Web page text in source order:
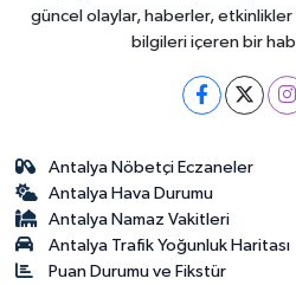
güncel olaylar, haberler,
bilgileri içeren bir
Antalya Nöbetçi Eczaneler
Antalya Hava Durumu
Antalya Namaz Vakitleri
Antalya Trafik Yoğunluk Haritası
Puan Durumu ve Fikstür